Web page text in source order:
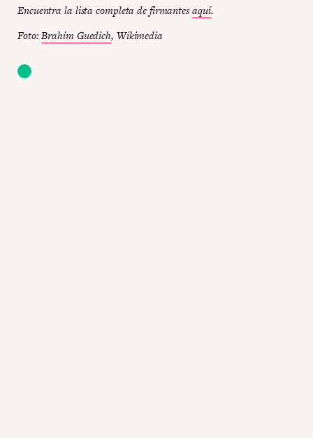
Encuentra la lista completa de firmantesaquí.
Foto:Brahim Guedich, Wikimedia